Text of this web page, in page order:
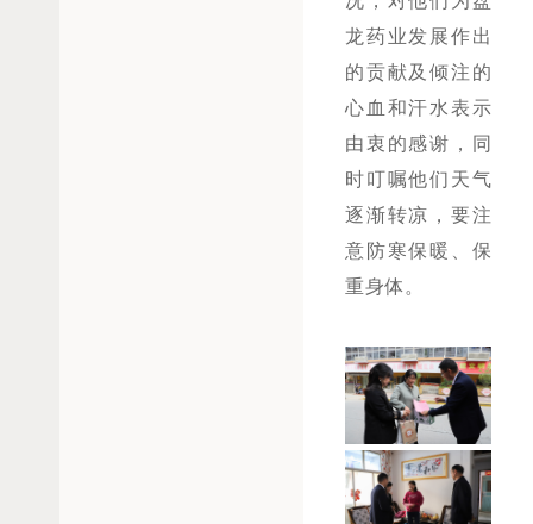
龙药业发展作出
的贡献及倾注的
心血和汗水表示
由衷的感谢，同
时叮嘱他们天气
逐渐转凉，要注
意防寒保暖、保
重身体。